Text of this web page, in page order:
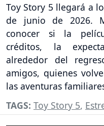
Toy Story 5 llegará a
de junio de 2026.
conocer si la
créditos, la
alrededor del
amigos, quienes
las aventuras
TAGS: Toy Story 5,